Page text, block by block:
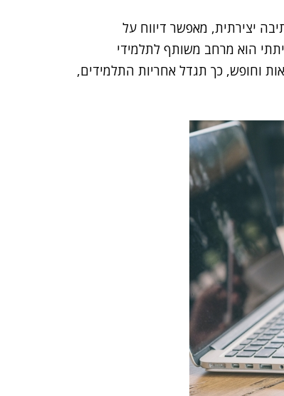
יצירתית, מאפשר דיווח על
הוא מרחב משותף לתלמידי
וחופש, כך תגדל אחריות התלמידים,